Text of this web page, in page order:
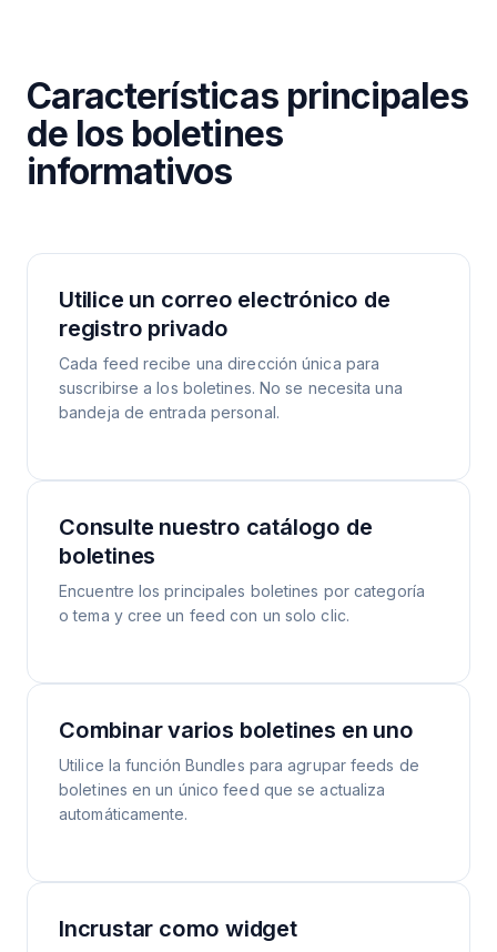
Características principales
de los boletines
informativos
Utilice un correo electrónico de
registro privado
Cada feed recibe una dirección única para
suscribirse a los boletines. No se necesita una
bandeja de entrada personal.
Consulte nuestro catálogo de
boletines
Encuentre los principales boletines por categoría
o tema y cree un feed con un solo clic.
Combinar varios boletines en uno
Utilice la función Bundles para agrupar feeds de
boletines en un único feed que se actualiza
automáticamente.
Incrustar como widget